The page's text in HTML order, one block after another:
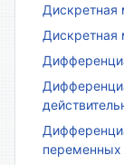
Дискретная
Дискретная